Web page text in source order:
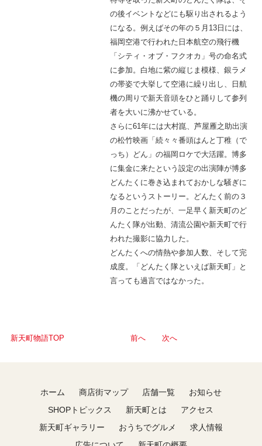
の後イベントなどにも駆り出されるよう
になる。例えばその年の５月13日には、
福岡空港で行われた日本航空の飛行機
「シティ・オブ・フクオカ」号の命名式
に参加。白地に紫の縦じま模様、銀ラメ
の帯姿で大挙して空港に繰り出し、日航
機の周りで新天音頭をひと踊りして参列
者を大いに沸かせている。
さらに61年には大村崑、芦屋雁之助出演
の松竹映画「続々々番頭はんと丁稚（で
っち）どん」の福岡ロケで大活躍。博多
に集金に来たという設定の出演陣が博多
どんたくに巻き込まれておかしな騒ぎに
なるというストーリー。どんたく前の３
月のことだったが、一足早く新天町のど
んたく隊が出動、清流公園や新天町で行
われた撮影に協力した。
どんたくへの情熱や参加人数、そして完
成度。「どんたく隊といえば新天町」と
言っても過言ではなかった。
新天町物語TOP 前へ 次へ
ホーム 商店街マップ 店舗一覧
お知らせ
SHOPトピックス
新天町とは
アクセス
新天町ギャラリー
おうちでグルメ
求人情報